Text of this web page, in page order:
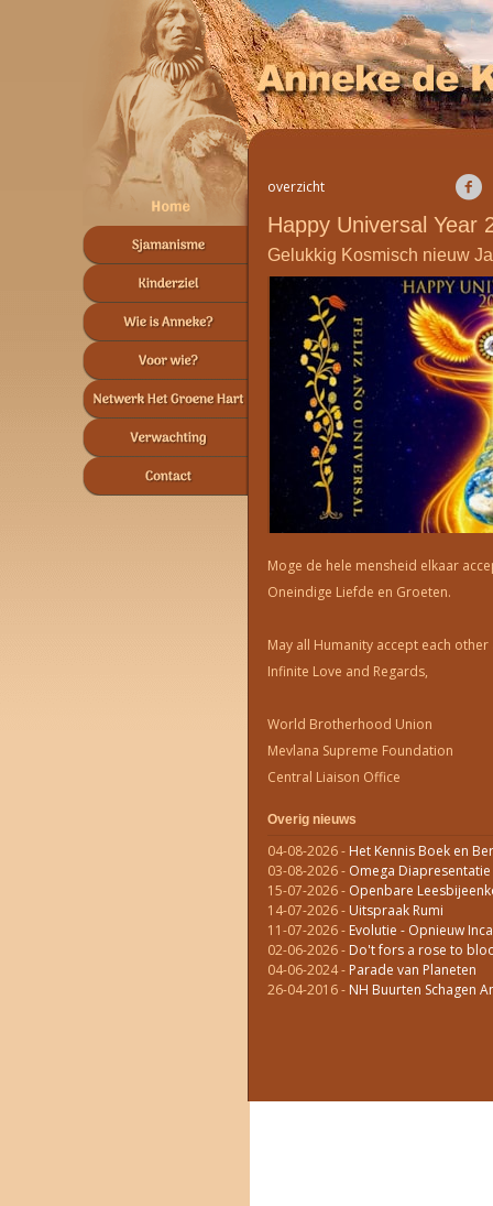
overzicht
Happy Universal Year
Gelukkig Kosmisch nieuw
Moge de hele mensheid elkaar
Oneindige Liefde en Groeten.
May all Humanity accept each
Infinite Love and Regards,
World Brotherhood Union
Mevlana Supreme Foundation
Central Liaison Office
Overig nieuws
04-08-2026- Het Kennis Boek en
03-08-2026- Omega Diapresentatie
15-07-2026- Openbare
14-07-2026- Uitspraak Rumi
11-07-2026- Evolutie - Opnieuw
02-06-2026- Do't fors a rose to
04-06-2024- Parade van Planeten
26-04-2016- NH Buurten Schagen